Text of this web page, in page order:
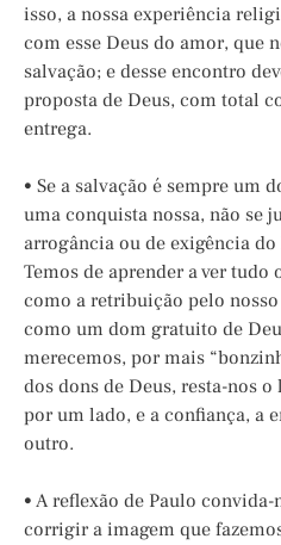
isso, a nossa experiência
com esse Deus do amor, que
salvação; e desse encontro
proposta de Deus, com total
entrega.
• Se a salvação é sempre um
uma conquista nossa, não se
arrogância ou de exigência
Temos de aprender a ver tudo
como a retribuição pelo
como um dom gratuito de
merecemos, por mais
dos dons de Deus, resta-nos
por um lado, e a confiança, a
outro.
• A reflexão de Paulo
corrigir a imagem que